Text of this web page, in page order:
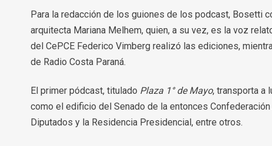
Para la redacción de los guiones de los podcast, Bosetti
arquitecta Mariana Melhem, quien, a su vez, es la voz
del CePCE Federico Vimberg realizó las ediciones,
de Radio Costa Paraná.
El primer pódcast, titulado Plaza 1° de Mayo, transporta a
como el edificio del Senado de la entonces
Diputados y la Residencia Presidencial, entre otros.